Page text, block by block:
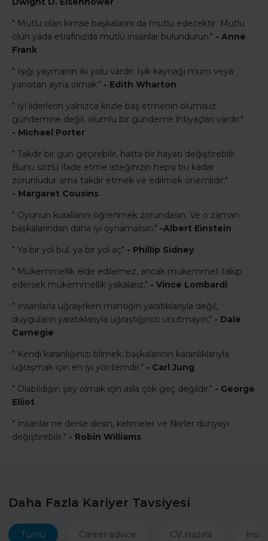
" Mutlu olan kimse başkalarını da mutlu edecektir. Mutlu
olun yada etrafınızda mutlu insanlar bulundurun." - Anne
Frank
" Işığı yaymanın iki yolu vardır: Işık kaynağı mum veya
yansıtan ayna olmak." - Edith Wharton
" İyi liderlerin yalnızca krizle baş etmenin olumsuz
gündemine değil, olumlu bir gündeme ihtiyaçları vardır."
- Michael Porter
" Takdir bir gün geçirebilir, hatta bir hayatı değiştirebilir.
Bunu sözlü ifade etme isteğinizin hepsi bu kadar
zorunludur ama takdir etmek ve edilmek önemlidir."
- Margaret Cousins
" Oyunun kurallarını öğrenmek zorundasın. Ve o zaman
başkalarından daha iyi oynamalısın." -Albert Einstein
" Ya bir yol bul, ya bir yol aç" - Phillip Sidney
" Mükemmellik elde edilemez, ancak mükemmeli takip
edersek mükemmellik yakalarız." - Vince Lombardi
" İnsanlarla uğraşırken mantığın yaratıklarıyla değil,
duyguların yaratıklarıyla uğraştığınızı unutmayın." - Dale
Carnegie
" Kendi karanlığınızı bilmek, başkalarının karanlıklarıyla
uğraşmak için en iyi yöntemdir." - Carl Jung
" Olabildiğin şey olmak için asla çok geç değildir." - George
Elliot
" İnsanlar ne derse desin, kelimeler ve fikirler dünyayı
değiştirebilir." - Robin Williams
Daha Fazla Kariyer Tavsiyesi
Tümü Career-advice CV Hazırla